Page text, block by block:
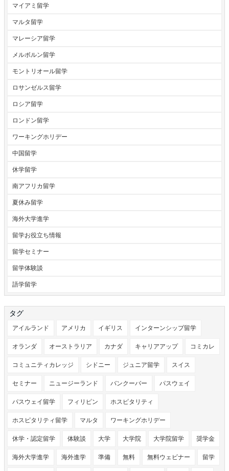
マイアミ留学
マルタ留学
マレーシア留学
メルボルン留学
モントリオール留学
ロサンゼルス留学
ロシア留学
ロンドン留学
ワーキングホリデー
中国留学
休学留学
南アフリカ留学
夏休み留学
海外大学進学
留学お役立ち情報
留学セミナー
留学体験談
語学留学
タグ
アイルランド アメリカ イギリス インターンシップ留学
オランダ オーストラリア カナダ キャリアアップ コミカレ
コミュニティカレッジ シドニー ジュニア留学 スイス
セミナー ニュージーランド バンクーバー パスウェイ
パスウェイ留学 フィリピン ホスピタリティ
ホスピタリティ留学 マルタ ワーキングホリデー
休学・認定留学 体験談 大学 大学院 大学院留学 奨学金
海外大学進学 海外進学 準備 無料 無料ウェビナー 留学